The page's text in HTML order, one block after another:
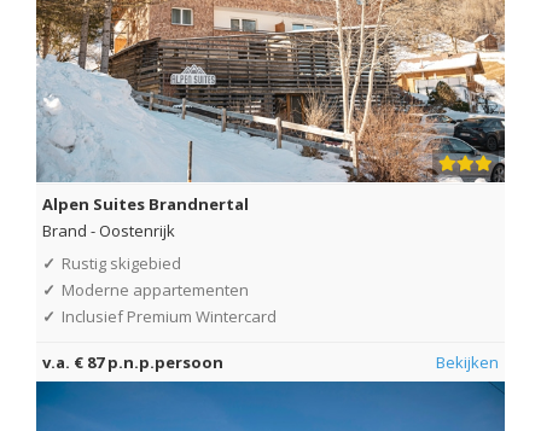
Alpen Suites Brandnertal
Brand -Oostenrijk
✓ Rustig skigebied
✓ Moderne appartementen
✓ Inclusief Premium Wintercard
v.a. € 87 p.n.p.persoon Bekijken